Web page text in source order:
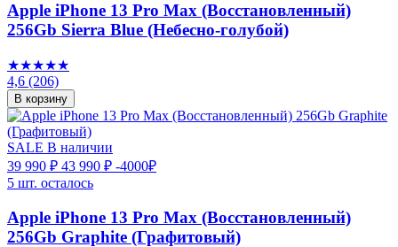
Apple iPhone 13 Pro Max (Восстановленный)
256Gb Sierra Blue (Небесно-голубой)
★★★★★
4,6 (206)
В корзину
SALE В наличии
39 990 ₽ 43 990 ₽ -4000₽
5 шт. осталось
Apple iPhone 13 Pro Max (Восстановленный)
256Gb Graphite (Графитовый)